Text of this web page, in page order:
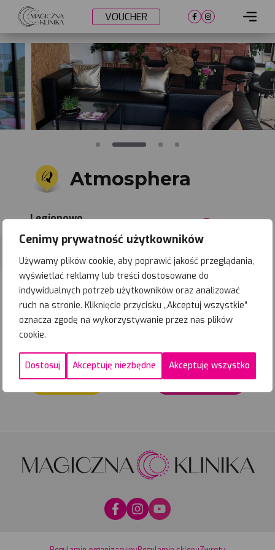
Cenimy prywatność użytkowników
Używamy plików cookie, aby poprawić jakość przeglądania,
wyświetlać reklamy lub treści dostosowane do
indywidualnych potrzeb użytkowników oraz analizować
ruch na stronie. Kliknięcie przycisku „Akceptuj wszystkie”
oznacza zgodę na wykorzystywanie przez nas plików
cookie.
Dostosuj Akceptuję niezbędne Akceptuję wszystko
VOUCHER
Cennik
Lokalizacje
Metamorfozy
Nasi lekarze
Atmosphera
Legionowo
ul. Zegrzyńska 1D
Zapisz
%
Najbliższe
terminy
Zapisz się